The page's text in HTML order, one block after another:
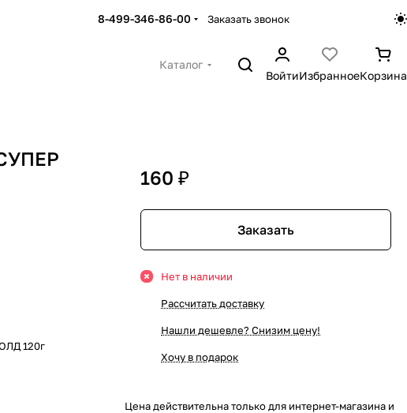
8-499-346-86-00 Заказать звонок
Каталог
ВойтиИзбранноеКорзина
120г
160 ₽
Заказать
Нет в наличии
Рассчитать доставку
Нашли дешевле? Снизим цену!
Хочу в подарок
Цена действительна только для интернет-магазина и